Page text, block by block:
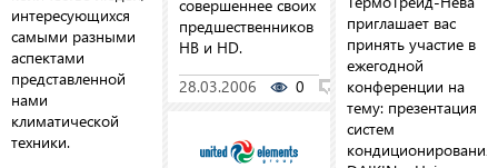
интересующихся
самыми разными
аспектами
представленной
нами
климатической
техники.
совершеннее своих
предшественников
HB и HD.
28.03.2006
0 0
приглашает вас
принять участие в
ежегодной
конференции на
тему: презентация
систем
кондиционирования